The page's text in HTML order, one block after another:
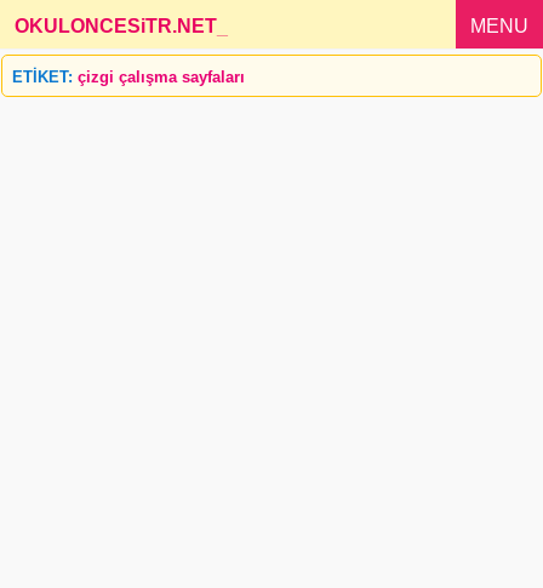
OKULONCESiTR.NET MENU
ETİKET: çizgi çalışma sayfaları